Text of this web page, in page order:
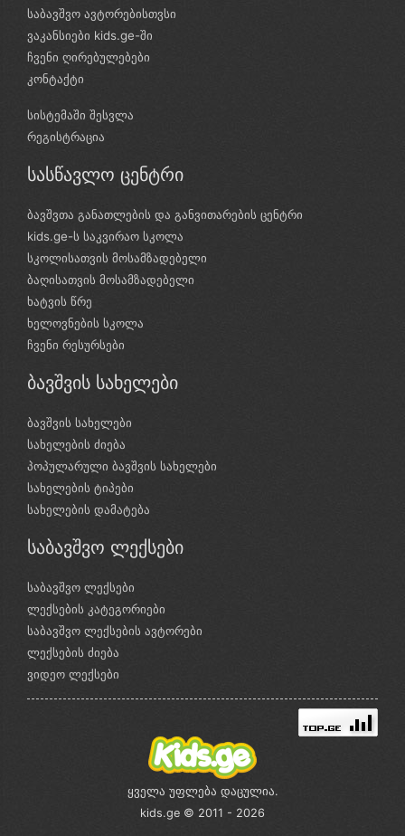
საბავშვო ავტორებისთვსი
ვაკანსიები kids.ge-ში
ჩვენი ღირებულებები
კონტაქტი
სისტემაში შესვლა
რეგისტრაცია
სასწავლო ცენტრი
ბავშვთა განათლების და განვითარების ცენტრი
kids.ge-ს საკვირაო სკოლა
სკოლისათვის მოსამზადებელი
ბაღისათვის მოსამზადებელი
ხატვის წრე
ხელოვნების სკოლა
ჩვენი რესურსები
ბავშვის სახელები
ბავშვის სახელები
სახელების ძიება
პოპულარული ბავშვის სახელები
სახელების ტიპები
სახელების დამატება
საბავშვო ლექსები
საბავშვო ლექსები
ლექსების კატეგორიები
საბავშვო ლექსების ავტორები
ლექსების ძიება
ვიდეო ლექსები
ყველა უფლება დაცულია.
kids.ge © 2011 - 2026